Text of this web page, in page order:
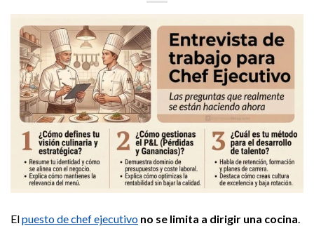
Elpuesto de chef ejecutivo no se limita a dirigir una cocina.